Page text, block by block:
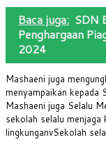
Baca juga: SDN
Penghargaan
2024
Mashaeni juga
menyampaikan kepada
Mashaeni juga Selalu
sekolah selalu menjaga
lingkunganvSekolah